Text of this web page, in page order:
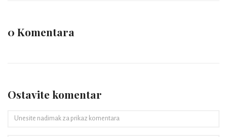
0 Komentara
Ostavite komentar